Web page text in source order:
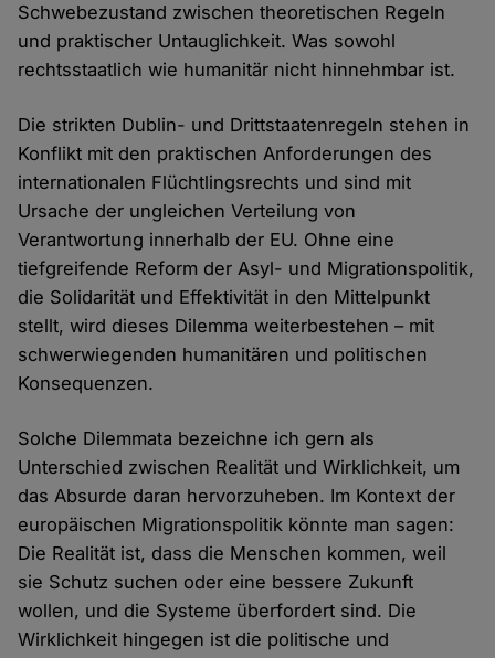
Schwebezustand zwischen theoretischen Regeln
und praktischer Untauglichkeit. Was sowohl
rechtsstaatlich wie humanitär nicht hinnehmbar ist.
Die strikten Dublin- und Drittstaatenregeln stehen in
Konflikt mit den praktischen Anforderungen des
internationalen Flüchtlingsrechts und sind mit
Ursache der ungleichen Verteilung von
Verantwortung innerhalb der EU. Ohne eine
tiefgreifende Reform der Asyl- und Migrationspolitik,
die Solidarität und Effektivität in den Mittelpunkt
stellt, wird dieses Dilemma weiterbestehen – mit
schwerwiegenden humanitären und politischen
Konsequenzen.
Solche Dilemmata bezeichne ich gern als
Unterschied zwischen Realität und Wirklichkeit, um
das Absurde daran hervorzuheben. Im Kontext der
europäischen Migrationspolitik könnte man sagen:
Die Realität ist, dass die Menschen kommen, weil
sie Schutz suchen oder eine bessere Zukunft
wollen, und die Systeme überfordert sind. Die
Wirklichkeit hingegen ist die politische und